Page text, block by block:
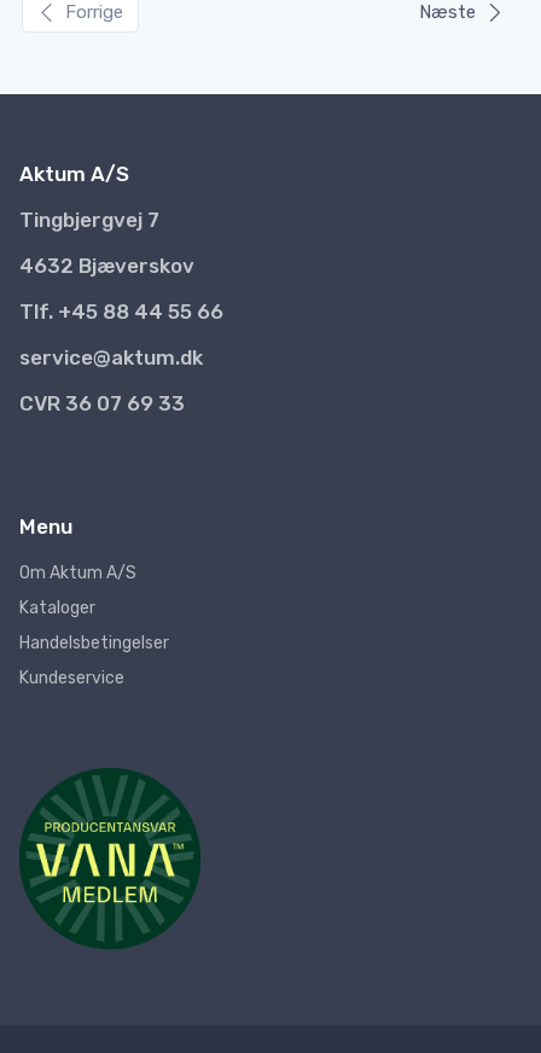
Forrige Næste
Aktum A/S
Tingbjergvej 7
4632 Bjæverskov
Tlf. +45 88 44 55 66
service@aktum.dk
CVR 36 07 69 33
Menu
Om Aktum A/S
Kataloger
Handelsbetingelser
Kundeservice